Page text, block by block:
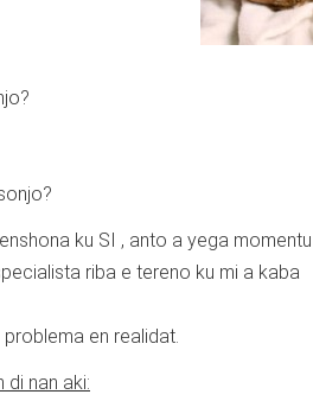
ku SI , anto a yega momentu
riba e tereno ku mi a kaba
en realidat.
di nan aki: